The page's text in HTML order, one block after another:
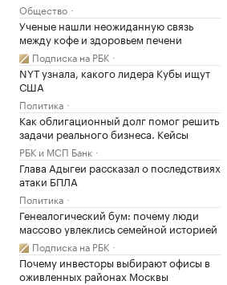
Общество
Ученые нашли неожиданную связь
между кофе и здоровьем печени
Подписка на РБК
NYT узнала, какого лидера Кубы ищут
США
Политика
Как облигационный долг помог решить
задачи реального бизнеса. Кейсы
РБК и МСП Банк
Глава Адыгеи рассказал о последствиях
атаки БПЛА
Политика
Генеалогический бум: почему люди
массово увлеклись семейной историей
Подписка на РБК
Почему инвесторы выбирают офисы в
оживленных районах Москвы